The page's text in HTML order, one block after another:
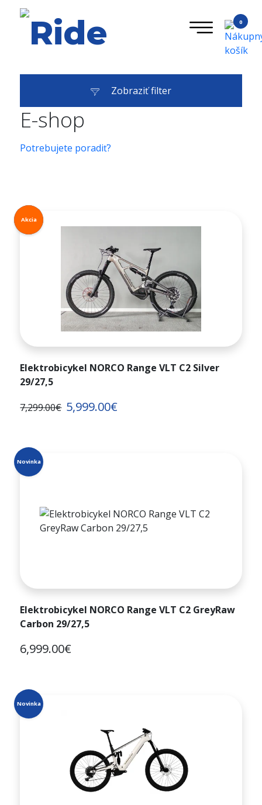
0
E-shop
Potrebujete poradiť?
Novinka
Akcia
Elektrobicykel NORCO Range VLT C2 Silver
29/27,5
7,299.00€ 5,999.00€
Novinka
Elektrobicykel NORCO Range VLT C2 GreyRaw
Carbon 29/27,5
6,999.00€
Novinka
Zobraziť filter